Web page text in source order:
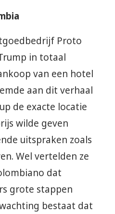
Proto
in totaal
van een hotel
aan dit verhaal
de exacte locatie
wilde geven
uitspraken zoals
Wel vertelden ze
dat
grote stappen
bestaat dat